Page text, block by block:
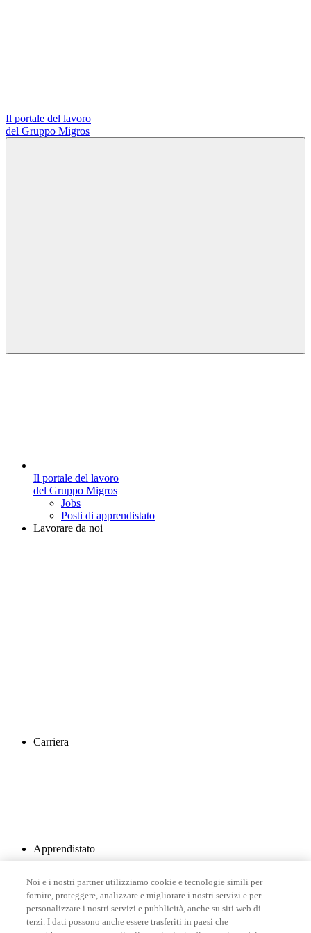
Il portale del lavoro
del Gruppo Migros
Il portale del lavoro
del Gruppo Migros
Jobs
Posti di apprendistato
Lavorare da noi
Carriera
Apprendistato
Noi e i nostri partner utilizziamo cookie e tecnologie simili per
fornire, proteggere, analizzare e migliorare i nostri servizi e per
personalizzare i nostri servizi e pubblicità, anche su siti web di
terzi. I dati possono anche essere trasferiti in paesi che